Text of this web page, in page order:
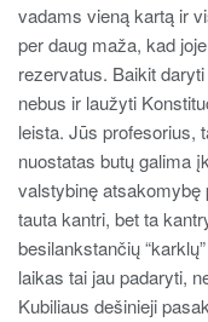
vadams vieną kartą ir
per daug maža, kad
rezervatus. Baikit
nebus ir laužyti
leista. Jūs profesorius,
nuostatas butų galima
valstybinę atsakomybę
tauta kantri, bet ta
besilankstančių
laikas tai jau padaryti,
Kubiliaus dešinieji